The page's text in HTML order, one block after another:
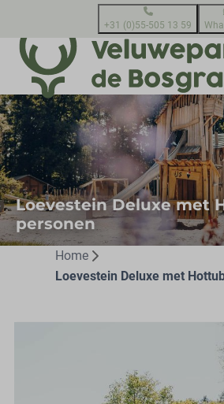
+31 (0)55-505 13 59
Loevestein Deluxe met
personen
Home
Loevestein Deluxe met